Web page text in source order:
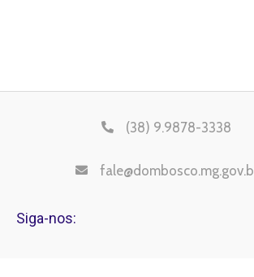
(38) 9.9878-3338
Siga-nos: